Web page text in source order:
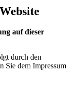
auf dieser
durch den
Sie dem Impressum